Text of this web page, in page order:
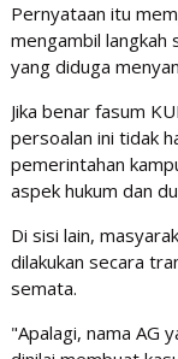
Pernyataan itu
mengambil langkah
yang diduga
Jika benar fasum
persoalan ini tidak
pemerintahan
aspek hukum dan
Di sisi lain,
dilakukan secara
semata.
"Apalagi, nama AG